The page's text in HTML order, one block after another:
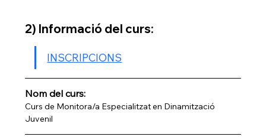
2) Informació del curs:
INSCRIPCIONS
Nom del curs:
Curs de Monitora/a Especialitzat en Dinamització
Juvenil